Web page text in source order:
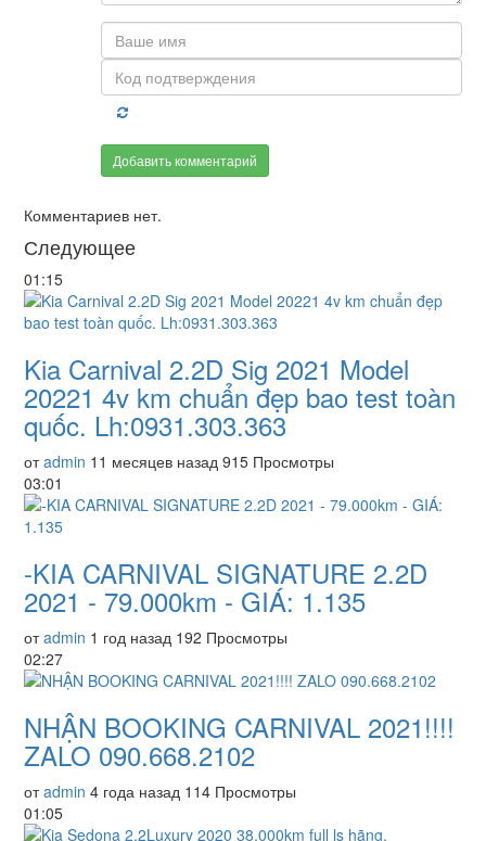
Добавить комментарий
Комментариев нет.
Следующее
01:15
Kia Carnival 2.2D Sig 2021 Model
20221 4v km chuẩn đẹp bao test toàn
quốc. Lh:0931.303.363
отadmin 11 месяцев назад 915 Просмотры
03:01
-KIA CARNIVAL SIGNATURE 2.2D
2021 - 79.000km - GIÁ: 1.135
отadmin 1 год назад 192 Просмотры
02:27
NHẬN BOOKING CARNIVAL 2021!!!!
ZALO 090.668.2102
отadmin 4 года назад 114 Просмотры
01:05